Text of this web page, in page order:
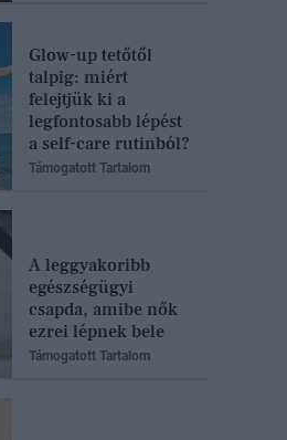
Glow-up tetőtől
talpig: miért
felejtjük ki a
legfontosabb lépést
a self-care rutinból?
Támogatott Tartalom
A leggyakoribb
egészségügyi
csapda, amibe nők
ezrei lépnek bele
Támogatott Tartalom